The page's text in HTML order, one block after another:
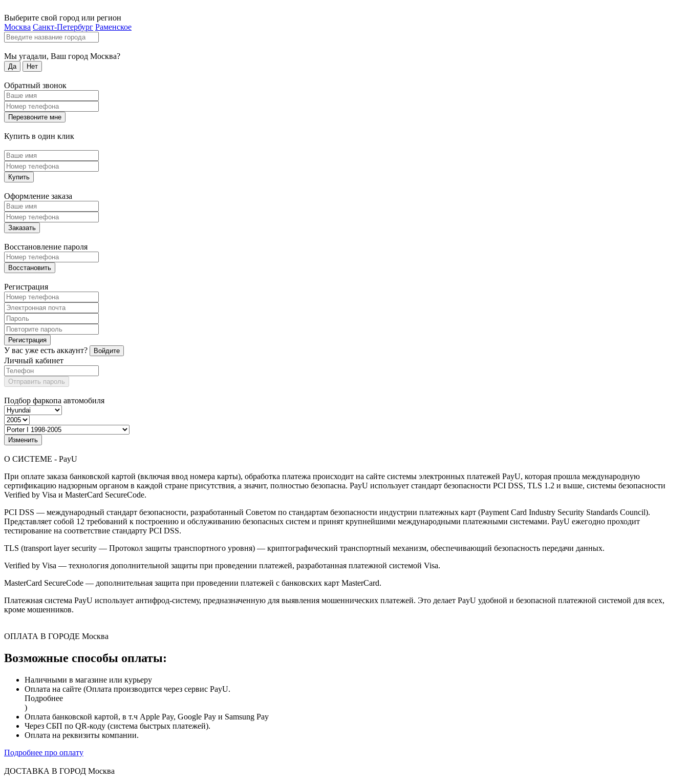
Выберите свой город или регион
Москва Санкт-Петербург Раменское
Мы угадали, Ваш город Москва?
Да Нет
Обратный звонок
Перезвоните мне
Купить в один клик
Купить
Оформление заказа
Заказать
Восстановление пароля
Восстановить
Регистрация
Регистрация
У вас уже есть аккаунт? Войдите
Личный кабинет
Отправить пароль
Подбор фаркопа автомобиля
Изменить
О СИСТЕМЕ - PayU
При оплате заказа банковской картой (включая ввод номера карты), обработка платежа происходит на сайте системы электронных платежей PayU, которая прошла международную
сертификацию надзорным органом в каждой стране присутствия, а значит, полностью безопасна. PayU использует стандарт безопасности PCI DSS, TLS 1.2 и выше, системы безопасности
Verified by Visa и MasterCard SecureCode.
PCI DSS — международный стандарт безопасности, разработанный Советом по стандартам безопасности индустрии платежных карт (Payment Card Industry Security Standards Council).
Представляет собой 12 требований к построению и обслуживанию безопасных систем и принят крупнейшими международными платежными системами. PayU ежегодно проходит
тестирование на соответствие стандарту PCI DSS.
TLS (transport layer security — Протокол защиты транспортного уровня) — криптографический транспортный механизм, обеспечивающий безопасность передачи данных.
Verified by Visa — технология дополнительной защиты при проведении платежей, разработанная платежной системой Visa.
MasterCard SecureCode — дополнительная защита при проведении платежей с банковских карт MasterCard.
Платежная система PayU использует антифрод-систему, предназначенную для выявления мошеннических платежей. Это делает PayU удобной и безопасной платежной системой для всех,
кроме мошенников.
ОПЛАТА В ГОРОДЕ Москва
Возможные способы оплаты:
Наличными в магазине или курьеру
Оплата на сайте (Оплата производится через сервис PayU.
Подробнее
)
Оплата банковской картой, в т.ч Apple Pay, Google Pay и Samsung Pay
Через СБП по QR-коду (система быстрых платежей).
Оплата на реквизиты компании.
Подробнее про оплату
ДОСТАВКА В ГОРОД Москва